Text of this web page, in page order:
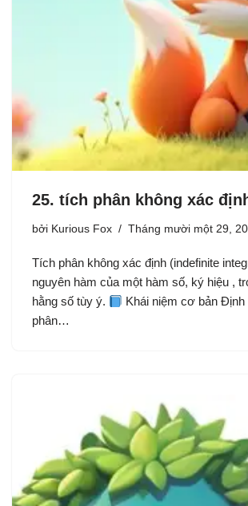
25. tích phân không xác
bởi Kurious Fox Tháng mười một 29,
Tích phân không xác định (indefinite
nguyên hàm của một hàm số, ký hiệu ,
hằng số tùy ý.
Khái niệm cơ bản
phân…